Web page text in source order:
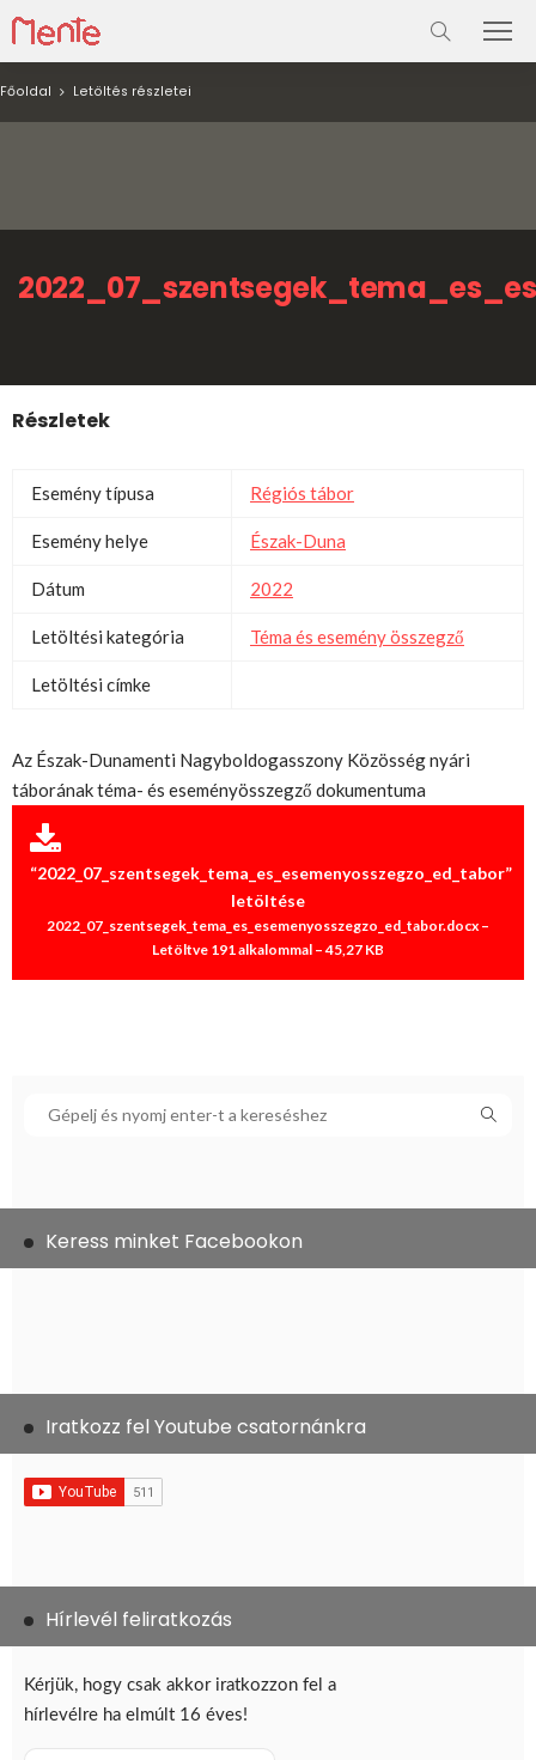
Főoldal Letöltés részletei
Részletek
Esemény típusa Régiós tábor
Esemény helye Észak-Duna
Dátum 2022
Letöltési kategória Téma és esemény összegző
Letöltési címke
Az Észak-Dunamenti Nagyboldogasszony Közösség nyári
táborának téma- és eseményösszegző dokumentuma
“2022_07_szentsegek_tema_es_esemenyosszegzo_ed_tabor”
letöltése
2022_07_szentsegek_tema_es_esemenyosszegzo_ed_tabor.docx –
Letöltve 191 alkalommal – 45,27 KB
Keress minket Facebookon
Iratkozz fel Youtube csatornánkra
Hírlevél feliratkozás